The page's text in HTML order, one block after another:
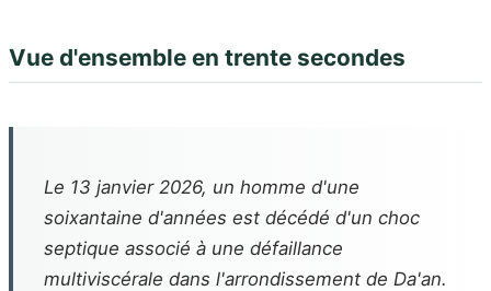
Vue d'ensemble en trente secondes
Le 13 janvier 2026, un homme d'une
soixantaine d'années est décédé d'un choc
septique associé à une défaillance
multiviscérale dans l'arrondissement de Da'an.